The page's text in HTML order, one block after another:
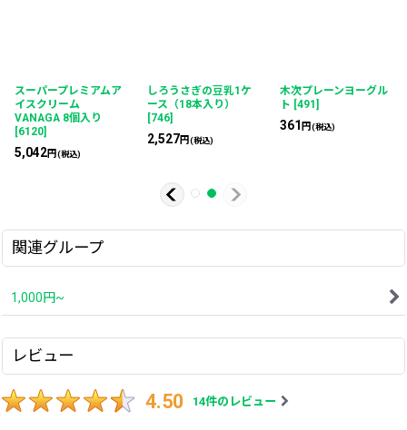
スーパープレミアムア
イスクリーム
VANAGA 8個入り
[6120]
5,042円(税込)
しろうさぎの豆乳1ケ
ース（18本入り）
[746]
2,527円(税込)
木次プレーンヨーグル
ト [491 ]
361 円(税込)
関連グループ
1,000円~
レビュー
4.50 14件のレビュー